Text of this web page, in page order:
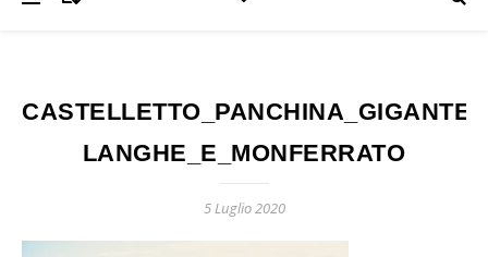
LANGHE_E_MONFERRATO
5 Luglio 2020